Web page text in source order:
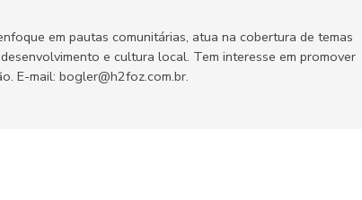
em pautas comunitárias, atua na cobertura de temas
e cultura local. Tem interesse em promover
E-mail: bogler@h2foz.com.br.